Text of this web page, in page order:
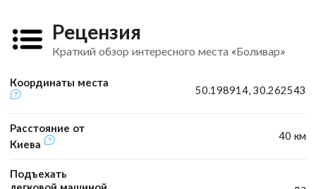
Рецензия
Краткий обзор интересного места «Боливар»
Координаты места
50.198914, 30.262543
Расстояние от
Киева
40 км
Подъехать